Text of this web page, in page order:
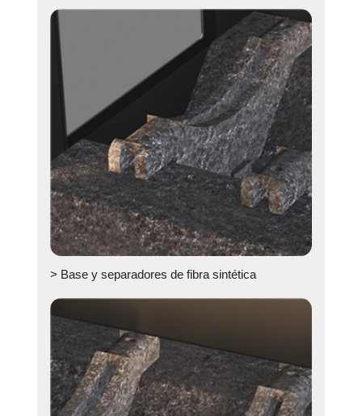
> Base y separadores de fibra sintética